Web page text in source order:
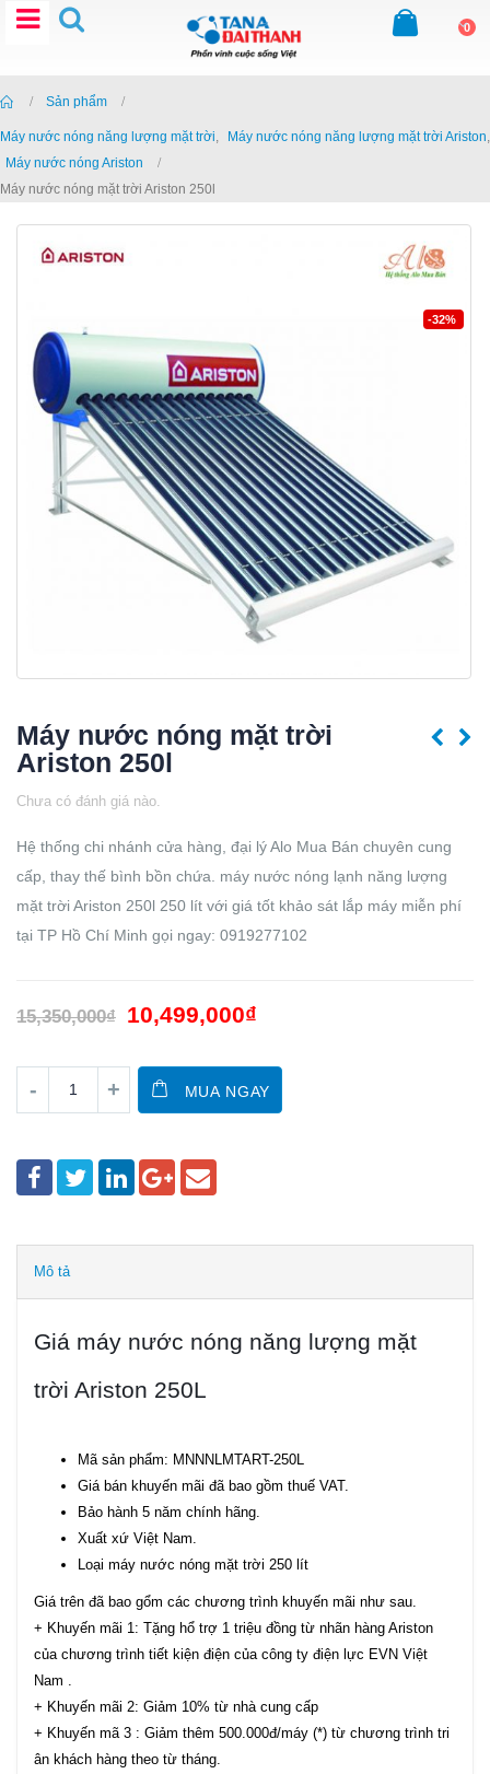
0
Home
Sản phẩm
Máy nước nóng năng lượng mặt trời Máy nước nóng năng lượng mặt trời Ariston
Máy nước nóng Ariston
Máy nước nóng mặt trời Ariston 250l
-32%
Máy nước nóng mặt trời
Ariston 250l
Chưa có đánh giá nào.
Hệ thống chi nhánh cửa hàng, đại lý Alo Mua Bán chuyên cung
cấp, thay thế bình bồn chứa. máy nước nóng lạnh năng lượng
mặt trời Ariston 250l 250 lít với giá tốt khảo sát lắp máy miễn phí
tại TP Hồ Chí Minh gọi ngay: 0919277102
15,350,000₫ 10,499,000₫
MUA NGAY
Mô tả
Giá máy nước nóng năng lượng mặt
trời Ariston 250L
Mã sản phẩm: MNNNLMTART-250L
Giá bán khuyến mãi đã bao gồm thuế VAT.
Bảo hành 5 năm chính hãng.
Xuất xứ Việt Nam.
Loại máy nước nóng mặt trời 250 lít
Giá trên đã bao gổm các chương trình khuyến mãi như sau.
+ Khuyến mãi 1: Tặng hổ trợ 1 triệu đồng từ nhãn hàng Ariston
của chương trình tiết kiện điện của công ty điện lực EVN Việt
Nam .
+ Khuyến mãi 2: Giảm 10% từ nhà cung cấp
+ Khuyến mã 3 : Giảm thêm 500.000đ/máy (*) từ chương trình tri
ân khách hàng theo từ tháng.